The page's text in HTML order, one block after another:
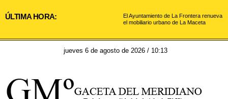
ÚLTIMA HORA:
El Ayuntamiento de La Frontera renueva
el mobiliario urbano de La Maceta
jueves 6 de agosto de 2026 / 10:13